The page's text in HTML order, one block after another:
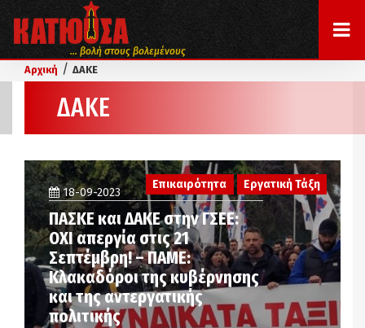
... βολή στους βολεμένους
Αρχική / ΔΑΚΕ
ΔΑΚΕ
Επικαιρότητα Εργατική Τάξη
18-09-2023
ΠΑΣΚΕ και ΔΑΚΕ στην ΓΣΕΕ:
ΟΧΙ απεργία στις 21
Σεπτέμβρη! – ΠΑΜΕ:
Κλακαδόροι της κυβέρνησης
και της αντεργατικής
πολιτικής